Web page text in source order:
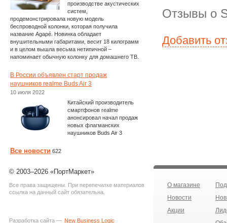
Отзывы о
Добавить
производстве акустических
систем,
продемонстрировала новую модель
беспроводной колонки, которая получила
название Agapé. Новинка обладает
внушительными габаритами, весит 18 килограмм
и в целом вышла весьма нетипичной –
напоминает обычную колонку для домашнего ТВ.
В России объявлен старт продаж
наушников realme Buds Air 3
10 июля 2022
Китайский производитель
смартфонов realme
анонсировал начал продаж
новых флагманских
наушников Buds Air 3
Все новости 622
© 2003–2026 «ПортМаркет»
Все права защищены. При перепечатке материалов
ссылка на данный сайт обязательна.
Разработка сайта — New Business Logic
О магазине
Новости
Акции